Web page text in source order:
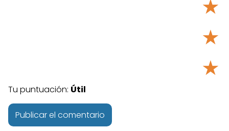
★
★
★
Tu puntuación: Útil